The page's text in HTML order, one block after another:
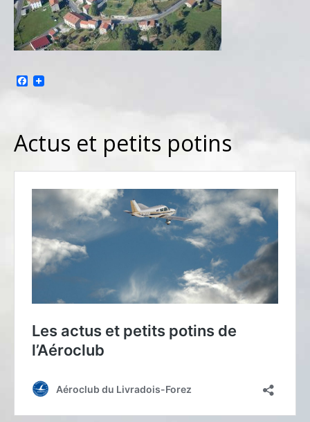
Facebook
Actus et petits potins